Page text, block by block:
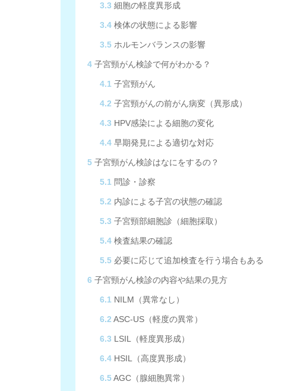
3.3 細胞の軽度異形成
3.4 検体の状態による影響
3.5 ホルモンバランスの影響
4 子宮頸がん検診で何がわかる？
4.1 子宮頸がん
4.2 子宮頸がんの前がん病変（異形成）
4.3 HPV感染による細胞の変化
4.4 早期発見による適切な対応
5 子宮頸がん検診はなにをするの？
5.1 問診・診察
5.2 内診による子宮の状態の確認
5.3 子宮頸部細胞診（細胞採取）
5.4 検査結果の確認
5.5 必要に応じて追加検査を行う場合もある
6 子宮頸がん検診の内容や結果の見方
6.1 NILM（異常なし）
6.2 ASC-US（軽度の異常）
6.3 LSIL（軽度異形成）
6.4 HSIL（高度異形成）
6.5AGC（腺細胞異常）